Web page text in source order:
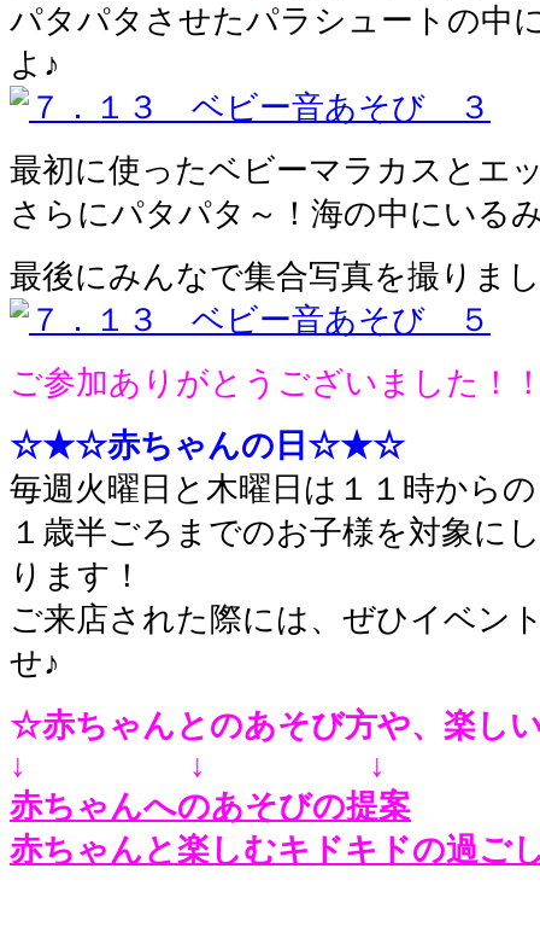
パタパタさせたパラシュートの中
よ♪
最初に使ったベビーマラカスとエ
さらにパタパタ～！海の中にいる
最後にみんなで集合写真を撮りま
ご参加ありがとうございました！
☆★☆赤ちゃんの日☆★☆
毎週火曜日と木曜日は１１時から
１歳半ごろまでのお子様を対象に
ります！
ご来店された際には、ぜひイベン
せ♪
☆赤ちゃんとのあそび方や、楽し
↓ ↓ ↓
赤ちゃんへのあそびの提案
赤ちゃんと楽しむキドキドの過ご